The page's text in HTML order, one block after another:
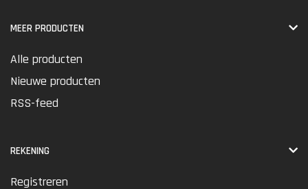
MEER PRODUCTEN
Alle producten
Nieuwe producten
RSS-feed
REKENING
Registreren